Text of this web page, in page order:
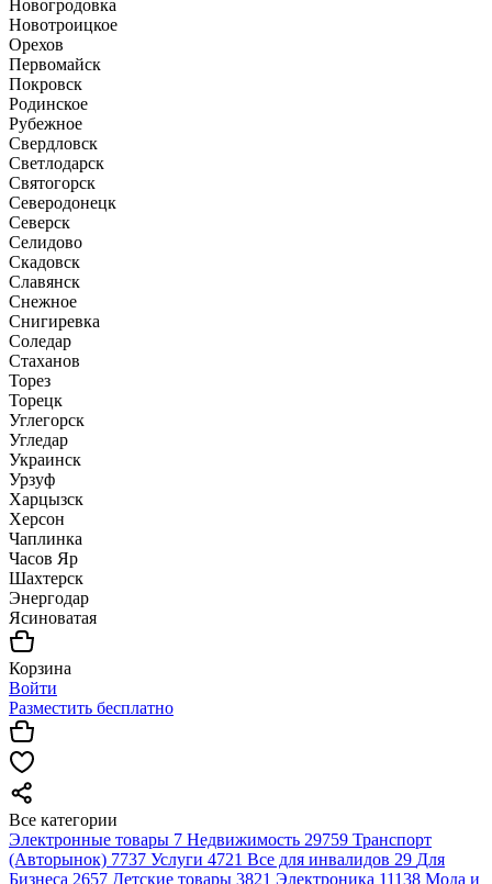
Новогродовка
Новотроицкое
Орехов
Первомайск
Покровск
Родинское
Рубежное
Свердловск
Светлодарск
Святогорск
Северодонецк
Северск
Селидово
Скадовск
Славянск
Снежное
Снигиревка
Соледар
Стаханов
Торез
Торецк
Углегорск
Угледар
Украинск
Урзуф
Харцызск
Херсон
Чаплинка
Часов Яр
Шахтерск
Энергодар
Ясиноватая
Корзина
Войти
Разместить бесплатно
Все категории
Электронные товары 7 Недвижимость 29759 Транспорт
(Авторынок) 7737 Услуги 4721 Все для инвалидов 29 Для
Бизнеса 2657 Детские товары 3821 Электроника 11138 Мода и